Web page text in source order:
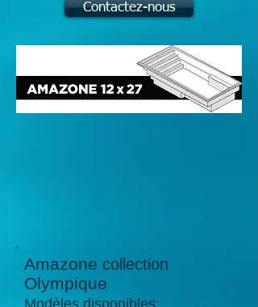
Contactez-nous
Amazone collection
Olympique
Modèles disponibles: